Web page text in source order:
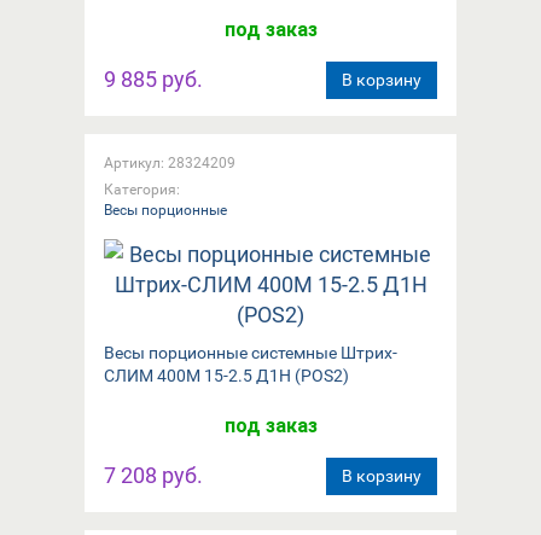
под заказ
9 885 руб. В корзину
Артикул: 28324209
Категория:
Весы порционные
Весы порционные системные Штрих-
СЛИМ 400М 15-2.5 Д1Н (POS2)
под заказ
7 208 руб. В корзину